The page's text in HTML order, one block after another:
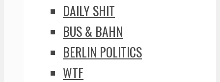
DAILY SHIT
BUS & BAHN
BERLIN POLITICS
WTF